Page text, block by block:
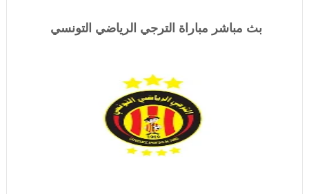
بث مباشر مباراة الترجي الرياضي التونسي